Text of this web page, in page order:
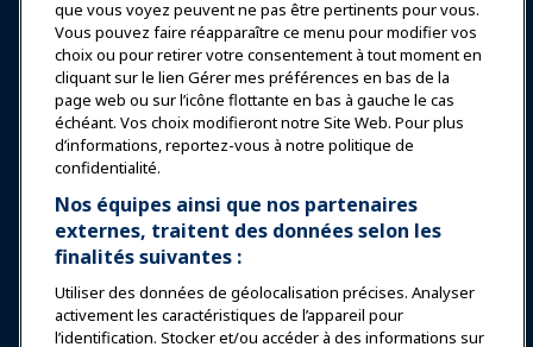
Éducation
Sécurité & Protection
Plaidoyer
Recherche & Rapports
À propos de IAAPA
que vous voyez peuvent ne pas être pertinents pour vous.
Vous pouvez faire réapparaître ce menu pour modifier vos
choix ou pour retirer votre consentement à tout moment en
cliquant sur le lien Gérer mes préférences en bas de la
page web ou sur l’icône flottante en bas à gauche le cas
échéant. Vos choix modifieront notre Site Web. Pour plus
d’informations, reportez-vous à notre politique de
confidentialité.
Nos équipes ainsi que nos partenaires
externes, traitent des données selon les
finalités suivantes :
Utiliser des données de géolocalisation précises. Analyser
activement les caractéristiques de l’appareil pour
l’identification. Stocker et/ou accéder à des informations sur